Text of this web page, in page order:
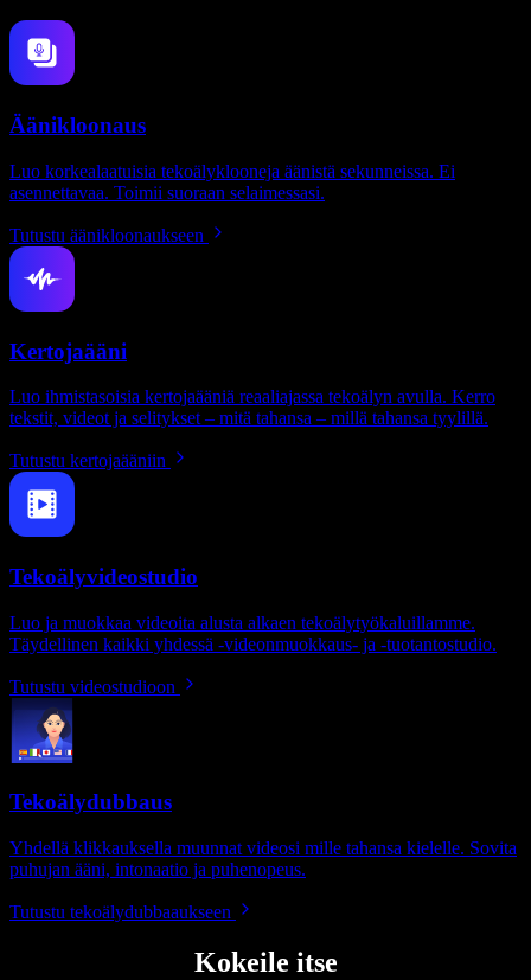
Äänikloonaus
Luo korkealaatuisia tekoälyklooneja äänistä sekunneissa. Ei
asennettavaa. Toimii suoraan selaimessasi.
Tutustu äänikloonaukseen
Kertojaääni
Luo ihmistasoisia kertojaääniä reaaliajassa tekoälyn avulla. Kerro
tekstit, videot ja selitykset – mitä tahansa – millä tahansa tyylillä.
Tutustu kertojaääniin
Tekoälyvideostudio
Luo ja muokkaa videoita alusta alkaen tekoälytyökaluillamme.
Täydellinen kaikki yhdessä -videonmuokkaus- ja -tuotantostudio.
Tutustu videostudioon
Tekoälydubbaus
Yhdellä klikkauksella muunnat videosi mille tahansa kielelle. Sovita
puhujan ääni, intonaatio ja puhenopeus.
Tutustu tekoälydubbaaukseen
Kokeile itse